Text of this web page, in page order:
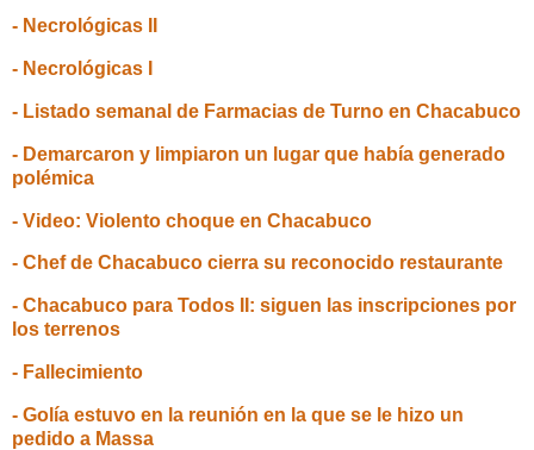
- Necrológicas II
- Necrológicas I
- Listado semanal de Farmacias de Turno en Chacabuco
- Demarcaron y limpiaron un lugar que había generado
polémica
- Video: Violento choque en Chacabuco
- Chef de Chacabuco cierra su reconocido restaurante
- Chacabuco para Todos II: siguen las inscripciones por
los terrenos
- Fallecimiento
- Golía estuvo en la reunión en la que se le hizo un
pedido a Massa